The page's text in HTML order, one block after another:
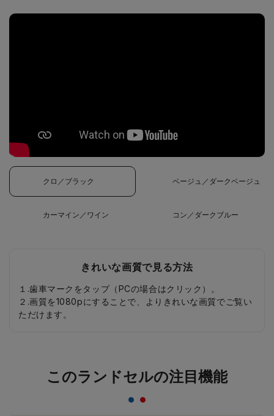
クロ／ブラック ベージュ／ダークベージュ
カーマイン／ワイン コン／ダークブルー
きれいな画質で見る方法
１.歯車マークをタップ（PCの場合はクリック）。
２.画質を1080pにすることで、よりきれいな画質でご覧い
ただけます。
このランドセルの注目機能